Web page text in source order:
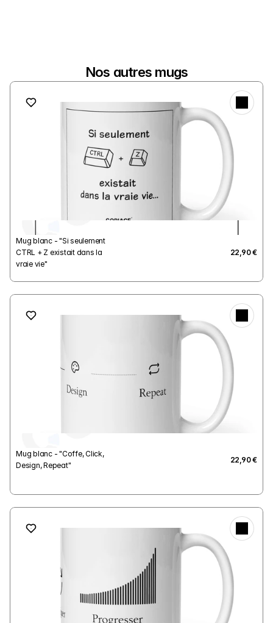
Nos autres mugs
Mug blanc - "Si seulement
CTRL + Z existait dans la
vraie vie"
22,90 €
Mug blanc - "Coffe, Click,
Design, Repeat"
22,90 €